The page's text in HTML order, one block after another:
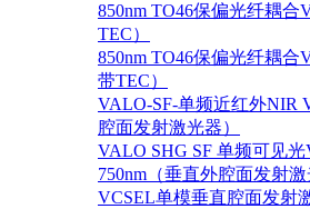
850nm TO46保偏光纤耦
TEC）
850nm TO46保偏光纤耦
带TEC）
VALO-SF-单频近红外NIR
腔面发射激光器）
VALO SHG SF 单频可见
750nm（垂直外腔面发射激
VCSEL单模垂直腔面发射